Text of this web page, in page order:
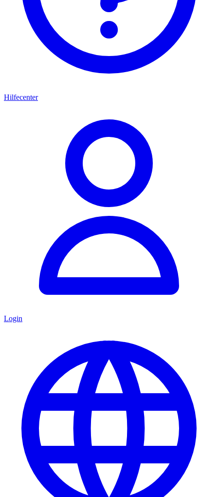
Hilfecenter
Login